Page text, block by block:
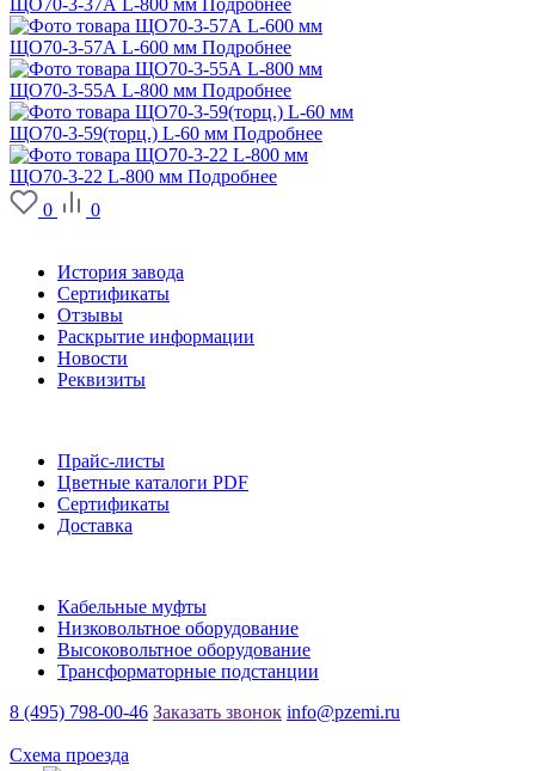
ЩО70-3-37А L-800 мм Подробнее
ЩО70-3-57А L-600 мм Подробнее
ЩО70-3-55А L-800 мм Подробнее
ЩО70-3-59(торц.) L-60 мм Подробнее
ЩО70-3-22 L-800 мм Подробнее
0
0
История завода
Сертификаты
Отзывы
Раскрытие информации
Новости
Реквизиты
Прайс-листы
Цветные каталоги PDF
Сертификаты
Доставка
Кабельные муфты
Низковольтное оборудование
Высоковольтное оборудование
Трансформаторные подстанции
8 (495) 798-00-46 Заказать звонок info@pzemi.ru
Схема проезда